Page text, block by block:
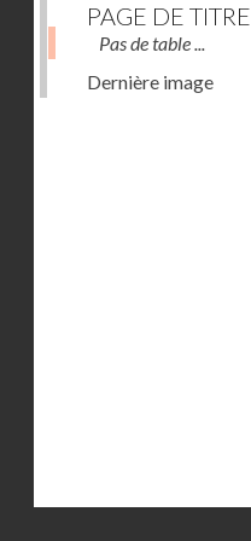
PAGE DE TITRE
Pas de table ...
Dernière image